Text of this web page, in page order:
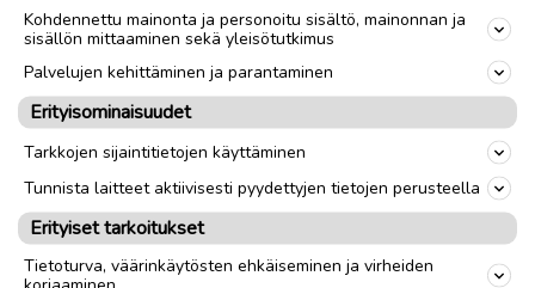
cagiva4ever@yahoo.com
nolla4o-8742o6neljä ( ei Tekstareita !! )
Soitot mieluiten 18:00 jälkeen.
Toimitus Nouto
Tuumakoko
28"
Sukupuoli
Miehet
Kohdennettu mainonta ja personoitu sisältö, mainonnan ja
sisällön mittaaminen sekä yleisötutkimus
Palvelujen kehittäminen ja parantaminen
Erityisominaisuudet
Tarkkojen sijaintitietojen käyttäminen
Tunnista laitteet aktiivisesti pyydettyjen tietojen perusteella
Erityiset tarkoitukset
Tietoturva, väärinkäytösten ehkäiseminen ja virheiden